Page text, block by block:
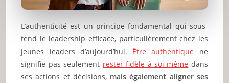
L’authenticité est un principe fondamental qui sous-
tend le leadership efficace, particulièrement chez les
jeunes leaders d’aujourd’hui. Être authentique ne
signifie pas seulement rester fidèle à soi-même dans
ses actions et décisions, mais également aligner ses